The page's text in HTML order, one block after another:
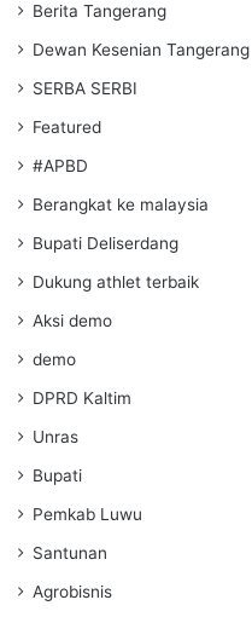
Berita Tangerang
Dewan Kesenian Tangerang
SERBA SERBI
Featured
#APBD
Berangkat ke malaysia
Bupati Deliserdang
Dukung athlet terbaik
Aksi demo
demo
DPRD Kaltim
Unras
Bupati
Pemkab Luwu
Santunan
Agrobisnis